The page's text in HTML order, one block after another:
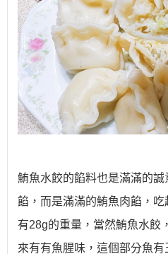
鮪魚水餃的餡料也是滿滿的
餡，而是滿滿的鮪魚肉餡，
有28g的重量，當然鮪魚水餃
來有有魚腥味，這個部分魚